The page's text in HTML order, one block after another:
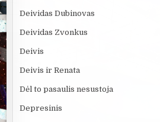
Deividas Dubinovas
Deividas Zvonkus
Deivis
Deivis ir Renata
Dėl to pasaulis nesustoja
Depresinis